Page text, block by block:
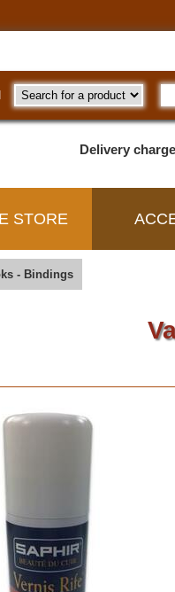
Delivery
STORE
- Bindings